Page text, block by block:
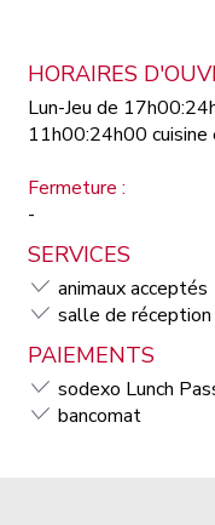
HORAIRES
Lun-Jeu de
11h00:24h00 cuisine
Fermeture :
-
SERVICES
animaux acceptés
salle de réception
PAIEMENTS
sodexo Lunch
bancomat